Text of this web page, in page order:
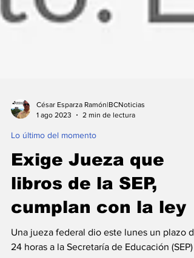
1 ago 2023
2 min de lectura
Lo último del momento
Exige Jueza que
libros de la SEP,
cumplan con la ley
Una jueza federal dio este lunes un plazo de